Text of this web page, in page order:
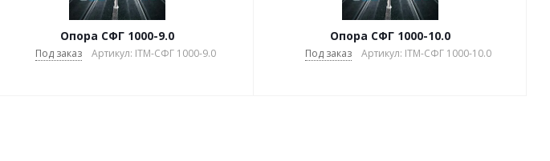
Опора СФГ 1000-9.0
Под заказ Артикул: ITM-СФГ 1000-9.0
Опора СФГ 1000-10.0
Под заказ Артикул: ITM-СФГ 1000-10.0